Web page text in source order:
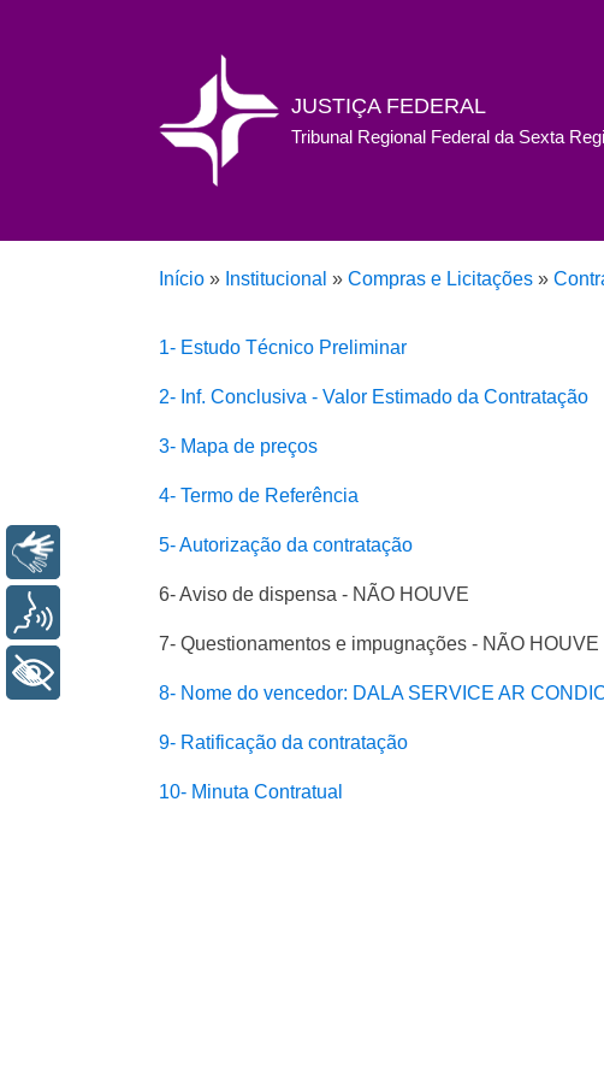
JUSTIÇA FEDERAL
Tribunal Regional Federal da Sexta
Início » Institucional » Compras e Licitações »
1- Estudo Técnico Preliminar
2- Inf. Conclusiva - Valor Estimado da Contratação
3- Mapa de preços
4- Termo de Referência
5- Autorização da contratação
6- Aviso de dispensa - NÃO HOUVE
7- Questionamentos e impugnações - NÃO HOUVE
8- Nome do vencedor: DALA SERVICE AR
9- Ratificação da contratação
10- Minuta Contratual